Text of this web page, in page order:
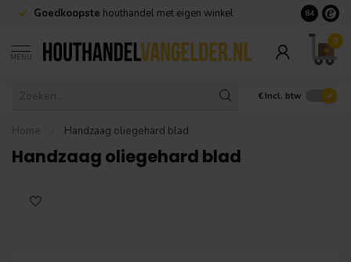
Goedkoopste houthandel met eigen winkel Geen
8.4
MENU
0
€ Incl. btw
Home Handzaag oliegehard blad
Handzaag oliegehard blad